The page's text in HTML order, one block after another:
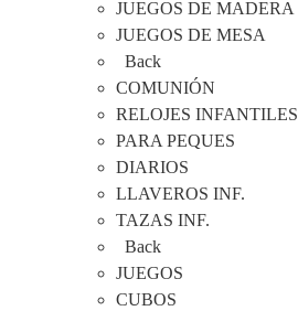
JUEGOS DE MADERA
JUEGOS DE MESA
Back
COMUNIÓN
RELOJES INFANTILES
PARA PEQUES
DIARIOS
LLAVEROS INF.
TAZAS INF.
Back
JUEGOS
CUBOS